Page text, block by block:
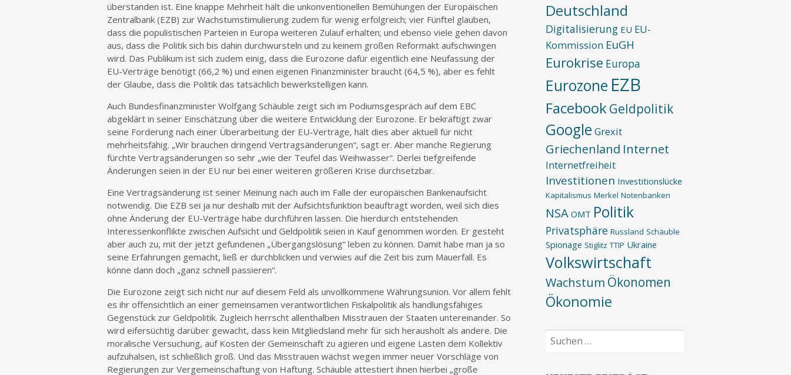
überstanden ist. Eine knappe Mehrheit hält die unkonventionellen Bemühungen der Europäischen
Zentralbank (EZB) zur Wachstumstimulierung zudem für wenig erfolgreich; vier Fünftel glauben,
dass die populistischen Parteien in Europa weiteren Zulauf erhalten; und ebenso viele gehen davon
aus, dass die Politik sich bis dahin durchwursteln und zu keinem großen Reformakt aufschwingen
wird. Das Publikum ist sich zudem einig, dass die Eurozone dafür eigentlich eine Neufassung der
EU-Verträge benötigt (66,2 %) und einen eigenen Finanzminister braucht (64,5 %), aber es fehlt
der Glaube, dass die Politik das tatsächlich bewerkstelligen kann.
Auch Bundesfinanzminister Wolfgang Schäuble zeigt sich im Podiumsgespräch auf dem EBC
abgeklärt in seiner Einschätzung über die weitere Entwicklung der Eurozone. Er bekräftigt zwar
seine Forderung nach einer Überarbeitung der EU-Verträge, hält dies aber aktuell für nicht
mehrheitsfähig. „Wir brauchen dringend Vertragsänderungen“, sagt er. Aber manche Regierung
fürchte Vertragsänderungen so sehr „wie der Teufel das Weihwasser“. Derlei tiefgreifende
Änderungen seien in der EU nur bei einer weiteren größeren Krise durchsetzbar.
Eine Vertragsänderung ist seiner Meinung nach auch im Falle der europäischen Bankenaufsicht
notwendig. Die EZB sei ja nur deshalb mit der Aufsichtsfunktion beauftragt worden, weil sich dies
ohne Änderung der EU-Verträge habe durchführen lassen. Die hierdurch entstehenden
Interessenkonflikte zwischen Aufsicht und Geldpolitik seien in Kauf genommen worden. Er gesteht
aber auch zu, mit der jetzt gefundenen „Übergangslösung“ leben zu können. Damit habe man ja so
seine Erfahrungen gemacht, ließ er durchblicken und verwies auf die Zeit bis zum Mauerfall. Es
könne dann doch „ganz schnell passieren“.
Die Eurozone zeigt sich nicht nur auf diesem Feld als unvollkommene Währungsunion. Vor allem fehlt
es ihr offensichtlich an einer gemeinsamen verantwortlichen Fiskalpolitik als handlungsfähiges
Gegenstück zur Geldpolitik. Zugleich herrscht allenthalben Misstrauen der Staaten untereinander. So
wird eifersüchtig darüber gewacht, dass kein Mitgliedsland mehr für sich herausholt als andere. Die
moralische Versuchung, auf Kosten der Gemeinschaft zu agieren und eigene Lasten dem Kollektiv
aufzuhalsen, ist schließlich groß. Und das Misstrauen wächst wegen immer neuer Vorschläge von
Regierungen zur Vergemeinschaftung von Haftung. Schäuble attestiert ihnen hierbei „große
Deutschland
Digitalisierung EU EU-
Kommission EuGH
Eurokrise Europa
Eurozone EZB
FacebookGeldpolitik
Google Grexit
Griechenland Internet
Internetfreiheit
Investitionen Investitionslücke
Kapitalismus Merkel Notenbanken
NSA OMT Politik
Privatsphäre Russland Schäuble
Spionage Stiglitz TTIP Ukraine
Volkswirtschaft
Wachstum Ökonomen
Ökonomie
Suchen
nach: